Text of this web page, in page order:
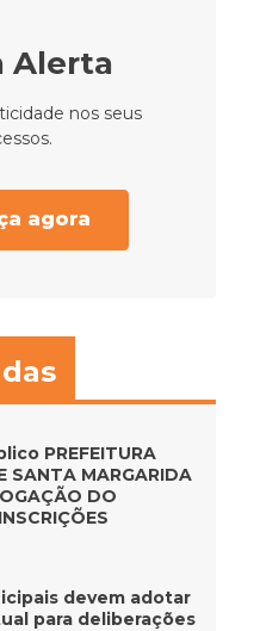
Alerta
nos seus
agora
PREFEITURA
SANTA MARGARIDA
DO
devem adotar
para deliberações